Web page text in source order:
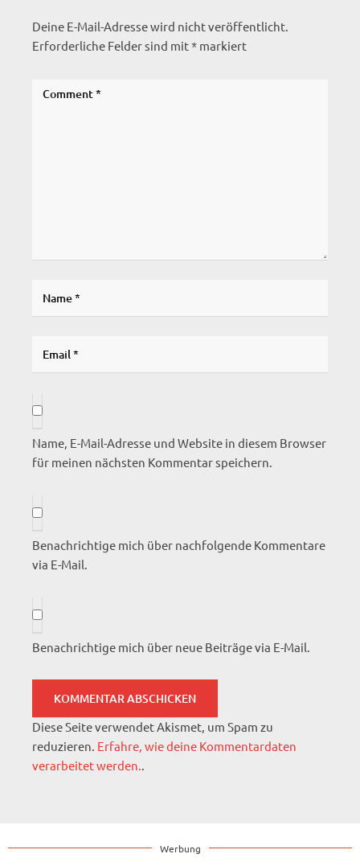
Deine E-Mail-Adresse wird nicht veröffentlicht.
Erforderliche Felder sind mit* markiert
Name, E-Mail-Adresse und Website in diesem Browser
für meinen nächsten Kommentar speichern.
Benachrichtige mich über nachfolgende Kommentare
via E-Mail.
Benachrichtige mich über neue Beiträge via E-Mail.
Diese Seite verwendet Akismet, um Spam zu
reduzieren. Erfahre, wie deine Kommentardaten
verarbeitet werden..
Werbung